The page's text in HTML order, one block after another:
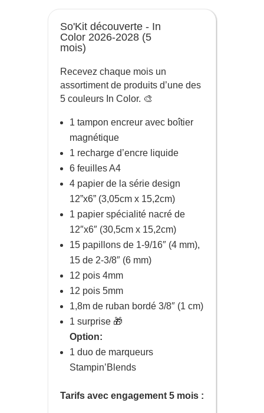
So'Kit découverte - In
Color 2026-2028 (5
mois)
Recevez chaque mois un
assortiment de produits d’une des
5 couleurs In Color. 🎨
1 tampon encreur avec boîtier
magnétique
1 recharge d’encre liquide
6 feuilles A4
4 papier de la série design
12”x6” (3,05cm x 15,2cm)
1 papier spécialité nacré de
12″x6″ (30,5cm x 15,2cm)
15 papillons de 1-9/16″ (4 mm),
15 de 2-3/8″ (6 mm)
12 pois 4mm
12 pois 5mm
1,8m de ruban bordé 3/8″ (1 cm)
1 surprise 🎁
Option:
1 duo de marqueurs
Stampin’Blends
Tarifs avec engagement 5 mois :